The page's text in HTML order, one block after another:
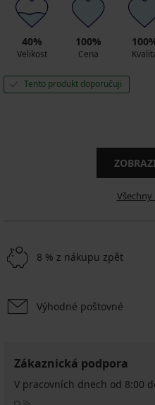
40%
Velikost
100%
Cena
Tento produkt doporučuji
Všechny
8 % z nákupu zpět
Výhodné poštovné
Zákaznická podpora
V pracovních dnech od 8:00